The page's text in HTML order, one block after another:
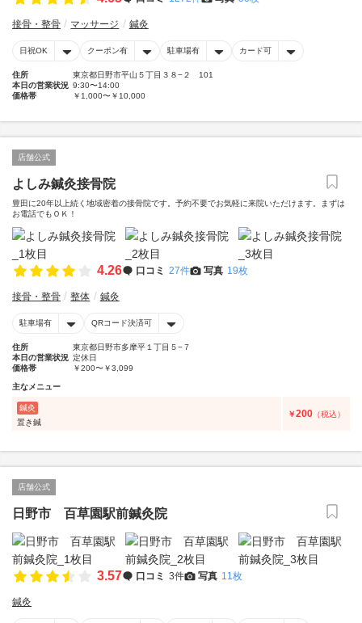
接骨・整骨 マッサージ 鍼灸
日祝OK クーポン有 駐車場有 カード可
住所
東京都日野市平山５丁目３８−２ 101
本日の営業状況 9:30〜14:00
価格帯
￥1,000〜￥10,000
店舗公式
よしみ鍼灸接骨院
豊田に20年以上続く地域密着の接骨院です。予約不要でお気軽に来院いただけます。まずは
お電話でもＯＫ！
4.26 口コミ 27件 写真 19枚
接骨・整骨 整体 鍼灸
駐車場有 QRコード決済可
住所
東京都日野市多摩平１丁目５−７
本日の営業状況 定休日
価格帯
￥200〜￥3,099
主なメニュー
鍼灸
置き鍼
￥200 （税込）
店舗公式
日野市 百草園駅前鍼灸院
3.57 口コミ 3件 写真 11枚
鍼灸